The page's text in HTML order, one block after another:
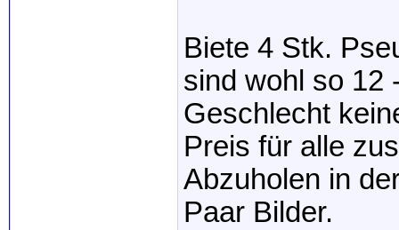
Biete 4 Stk.
sind wohl so 12
Geschlecht
Preis für alle
Abzuholen in
Paar Bilder.